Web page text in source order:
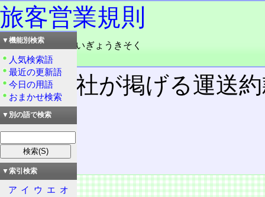
旅客営業規則
読み：りょかくえいぎょうきそく
品詞：名詞
鉄道会社が掲げる運送
目次
概要
特徴
概要
▼機能別検索
人気検索語
最近の更新語
今日の用語
おまかせ検索
▼別の語で検索
▼索引検索
ア イ ウ エ オ